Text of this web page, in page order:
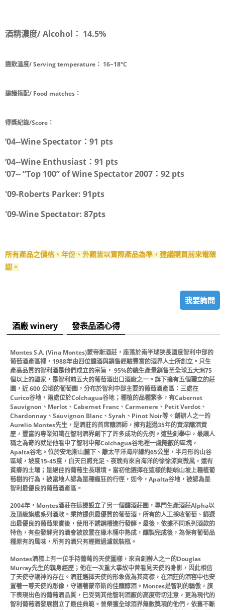
酒精濃度/ Alcohol： 14.5%
適飲溫度/ Serving temperature： 16~18°C
建議搭配/ Food matches：
得獎紀錄/Score：
’04--Wine Spectator：91 pts
’04--Wine Enthusiast：91 pts
’07-- “Top 100” of Wine Spectator 2007：92 pts
'09-Roberts Parker: 91pts
'09-Wine Spectator: 87pts
所有產品之價格、年份、外觀皆以實際產品為準，建議購買前來電確
認。
我要詢問
酒廠 winery 發表品酒心得
Montes S.A. (Vina Montes)蒙帝斯酒莊，座落於南半球狹長國度智利中部的
葡萄酒產區裡，1988年由四位釀酒與銷售經驗豐富的酒界人士所創立。只生
產高品質的智利酒是他們成立的宗旨， 95%的總生產量銷售至全球五大洲75
個以上的國家，是智利前五大的葡萄酒出口酒廠之一。旗下擁有五個獨立的莊
園，近 600 公頃的葡萄園，分布於智利中部主要的葡萄酒產區：三處在
Curico谷地，兩處位於Colchagua谷地；種植的品種繁多，有Cabernet
Sauvignon、Merlot、Cabernet Franc、Carmenere、Petit Verdot、
Chardonnay、Sauvignon Blanc、Syrah、Pinot Noir等。創辦人之一的
Aurelio Montes先生，是酒莊的首席釀酒師，擁有超過35年的資深釀酒資
歷，豐富的專業知識在智利酒界創下了許多成功的先例。這些創舉中，最讓人
稱之為奇的就是他看中了智利中部Colchagua谷地裡一處隱蔽的區塊，
Apalta谷地。位於安地斯山麓下、離太平洋海岸線約65公里，半月形的山谷
區域，坡度15-45度，白天日照充足、夜晚有來自海洋的徐徐涼爽微風，還有
貧瘠的土壤；是絕佳的葡萄生長環境。當初他選擇在這樣的陡峭山坡上種植葡
萄樹的行為，被當地人認為是種瘋狂的行徑，如今，Apalta谷地，被認為是
智利最優良的葡萄酒產區。
2004年，Montes酒莊在這邊設立了另一個釀酒莊園，專門生產酒莊Alpha以
及頂級旗艦系列酒款。秉持提供最優質的葡萄酒，所有的人工採收葡萄、篩選
出最優良的葡萄果實後，使用不銹鋼槽進行發酵。最後，依據不同系列酒款的
特色，有些發酵完的酒會被放置在橡木桶中熟成，釀製完成後，為保有葡萄品
種原有的風味，所有的酒只有輕微過濾就裝瓶。
Montes酒標上有一位手持葡萄的天使圖樣，來自創辦人之ㄧ的Douglas
Murray先生的親身經歷；他在一次重大事故中曾看見天使的身影，因此相信
了天使守護神的存在。酒莊選擇天使的形象做為其商標，在酒莊的酒窖中也安
置著一尊天使的彫像，守護著蒙帝斯的佳釀醇酒。Montes是智利的驕傲，旗
下表現出色的葡萄酒品質，已受到其他智利酒廠的高度密切注意，更為現代的
智利葡萄酒發展樹立了最佳典範。曾榮獲全球酒界無數獎項的他們，依舊不斷